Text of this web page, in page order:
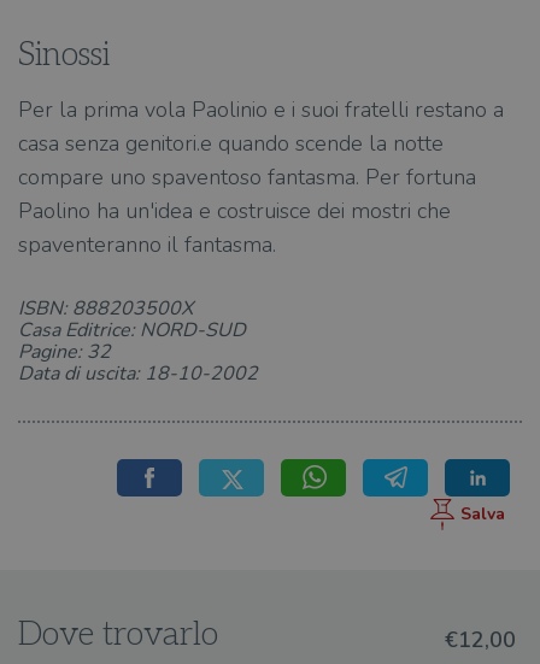
Sinossi
Per la prima vola Paolinio e i suoi fratelli restano a
casa senza genitori.e quando scende la notte
compare uno spaventoso fantasma. Per fortuna
Paolino ha un'idea e costruisce dei mostri che
spaventeranno il fantasma.
ISBN: 888203500X
Casa Editrice: NORD-SUD
Pagine: 32
Data di uscita: 18-10-2002
Dove trovarlo €12,00